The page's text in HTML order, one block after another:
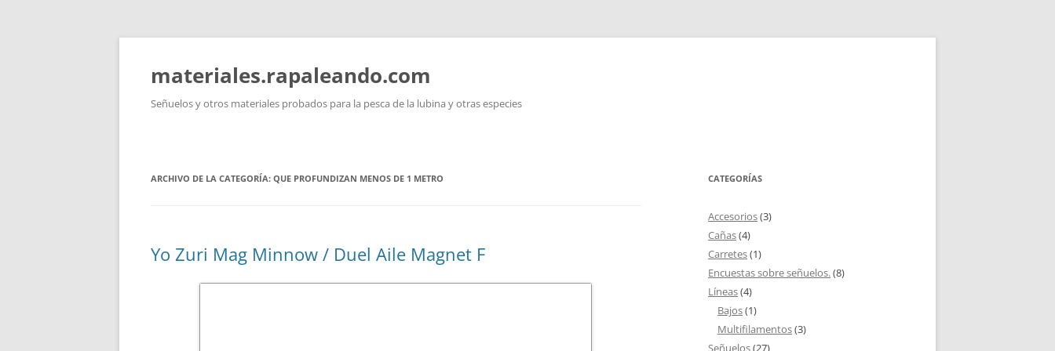
Saltar
materiales.rapaleando.com
Señuelos y otros materiales probados para la pesca de la lubina y otras especies
ARCHIVO DE LA CATEGORÍA: QUE PROFUNDIZAN MENOS DE 1 METRO
Yo Zuri Mag Minnow / Duel Aile Magnet F
CATEGORÍAS
Accesorios(3)
Cañas(4)
Carretes(1)
Encuestas sobre señuelos.(8)
Líneas(4)
Bajos(1)
Multifilamentos(3)
Señuelos(27)